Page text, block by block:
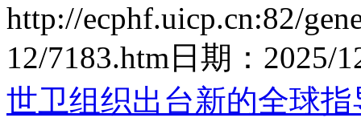
http://ecphf.uicp.cn:82/
12/7183.htm 日期： 2025/
世卫组织出台新的全球